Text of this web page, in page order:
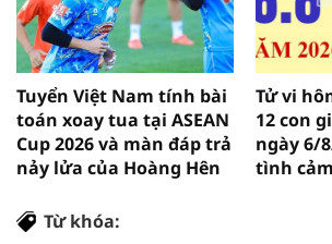
Tuyển Việt Nam tính bài
toán xoay tua tại ASEAN
Cup 2026 và màn đáp trả
nảy lửa của Hoàng Hên
Tử vi
12 con
ngày 6/
tình
Từ khóa: